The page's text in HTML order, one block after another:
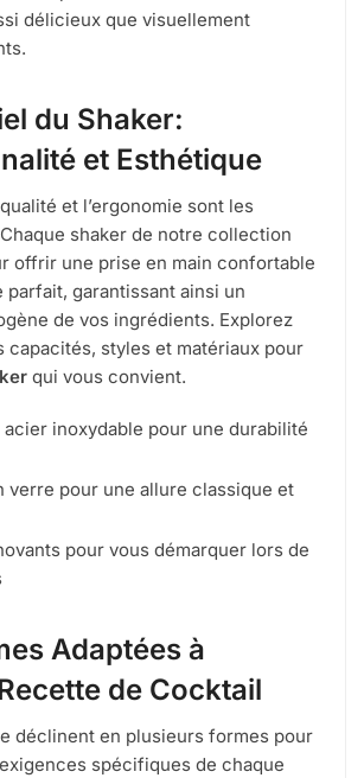
délicieux que visuellement
du Shaker:
et Esthétique
et l’ergonomie sont les
shaker de notre collection
offrir une prise en main confortable
garantissant ainsi un
de vos ingrédients. Explorez
capacités, styles et matériaux pour
qui vous convient.
acier inoxydable pour une durabilité
verre pour une allure classique et
pour vous démarquer lors de
Adaptées à
de Cocktail
déclinent en plusieurs formes pour
spécifiques de chaque